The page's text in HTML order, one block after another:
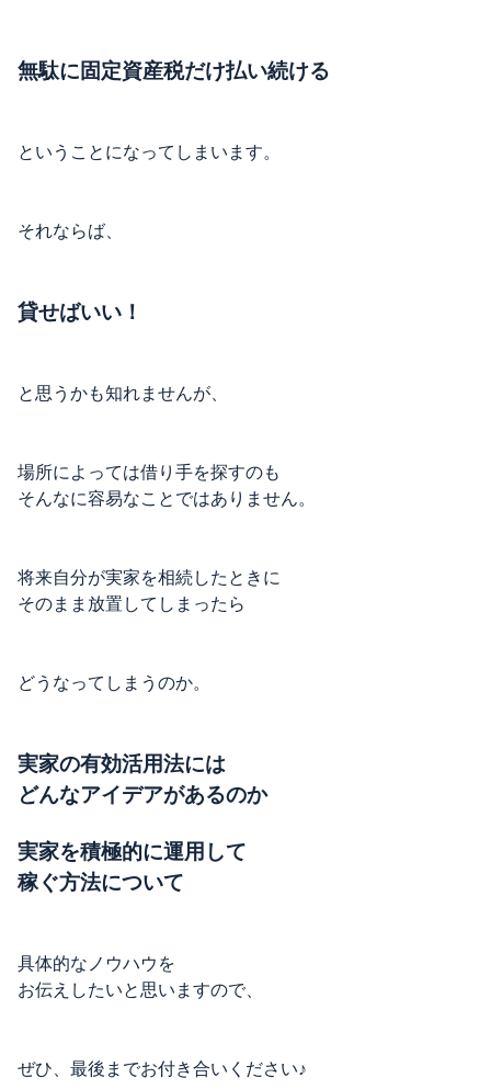
無駄に固定資産税だけ払い続ける
ということになってしまいます。
それならば、
貸せばいい！
と思うかも知れませんが、
場所によっては借り手を探すのも
そんなに容易なことではありません。
将来自分が実家を相続したときに
そのまま放置してしまったら
どうなってしまうのか。
実家の有効活用法には
どんなアイデアがあるのか
実家を積極的に運用して
稼ぐ方法について
具体的なノウハウを
お伝えしたいと思いますので、
ぜひ、最後までお付き合いください♪